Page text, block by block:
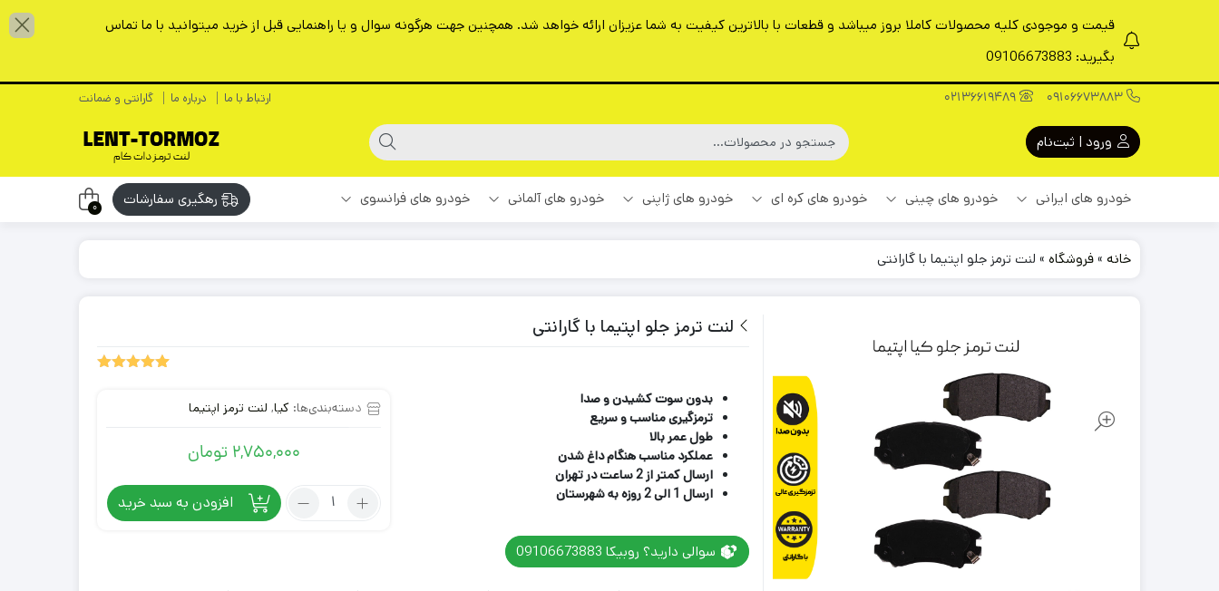
قیمت و موجودی کلیه محصولات کاملا بروز میباشد و قطعات با بالاترین کیفیت به شما عزیزان ارائه خواهد شد. همچنین جهت هرگونه سوال و یا راهنمایی قبل از خرید میتوانید با ما تماس
بگیرید: 09106673883
ارتباط با ما درباره ما گارانتی و ضمانت
ورود | ثبت‌نام
خودرو های ایرانی خودرو های چینی خودرو های کره ای خودرو های ژاپنی خودرو های آلمانی خودرو های فرانسوی رهگیری سفارشات 0
خانه »فروشگاه » لنت ترمز جلو اپتیما با گارانتی
لنت ترمز جلو اپتیما با گارانتی
بدون سوت کشیدن و صدا
ترمزگیری مناسب و سریع
طول عمر بالا
عملکرد مناسب هنگام داغ شدن
ارسال کمتر از 2 ساعت در تهران
ارسال 1 الی 2 روزه به شهرستان
سوالی دارید؟ روبیکا 09106673883
دسته‌بندی‌ها: کیا, لنت ترمز اپتیما
2,750,000 تومان
تعداد:
افزودن به سبد خرید